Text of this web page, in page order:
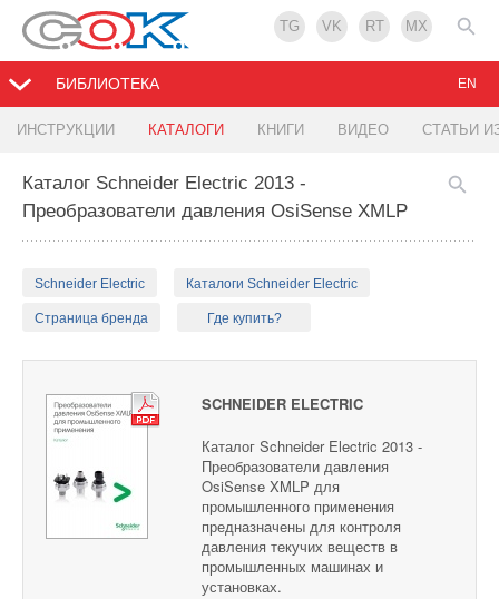
TG VK RT MX
БИБЛИОТЕКА
ИНСТРУКЦИИ КАТАЛОГИ КНИГИ ВИДЕО СТАТЬИ
EN
Каталог Schneider Electric 2013 -
Преобразователи давления OsiSense XMLP
Schneider Electric Каталоги Schneider Electric
Страница бренда Где купить?
SCHNEIDER ELECTRIC
Каталог Schneider Electric 2013 -
Преобразователи давления
OsiSense XMLP для
промышленного применения
предназначены для контроля
давления текучих веществ в
промышленных машинах и
установках.